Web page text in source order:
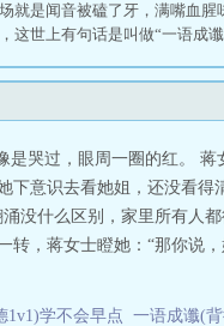
就是闻音被磕了牙，满嘴血
这世上有句话是叫做“一
哭过，眼周一圈的红。 蒋
意识去看她姐，还没看得
没什么区别，家里所有人
，蒋女士瞪她：“那你说
1v1)学不会早点 一语成谶(